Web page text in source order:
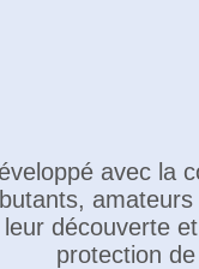
avec la
découverte
protection